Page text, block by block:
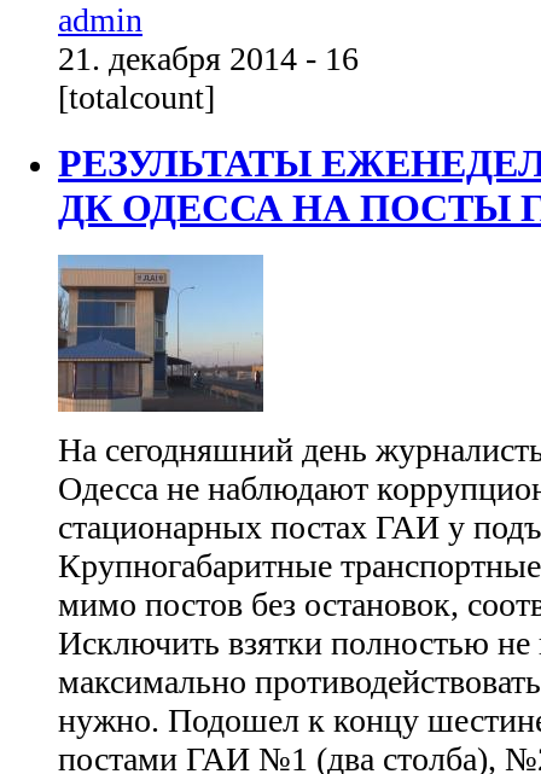
admin
21. декабря 2014 - 16
[totalcount]
РЕЗУЛЬТАТЫ
ДК ОДЕССА НА ПОСТЫ
На сегодняшний день
Одесса не наблюдают
стационарных постах ГАИ у
Крупногабаритные
мимо постов без остановок,
Исключить взятки полностью
максимально
нужно. Подошел к концу
постами ГАИ №1 (два столба),